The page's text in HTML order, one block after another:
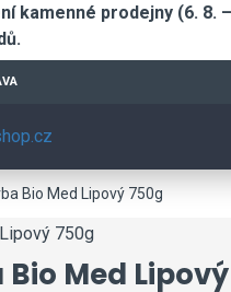
kamenné prodejny (6. 8.
Bio Med Lipový 750g
Bio Med